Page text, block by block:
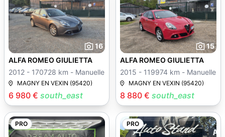
16
6 980 € south_east
ALFA ROMEO GIULIETTA
2012 - 170728 km - Manuelle
MAGNY EN VEXIN (95420)
15
8 880 € south_east
ALFA ROMEO GIULIETTA
2015 - 119974 km - Manuelle
MAGNY EN VEXIN (95420)
PRO PRO